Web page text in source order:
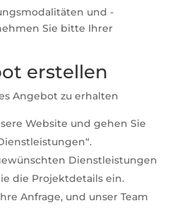
und -
Sie bitte Ihrer
erstellen
Angebot zu erhalten
Website und gehen Sie
Dienstleistungen
die Projektdetails ein.
Anfrage, und unser Team